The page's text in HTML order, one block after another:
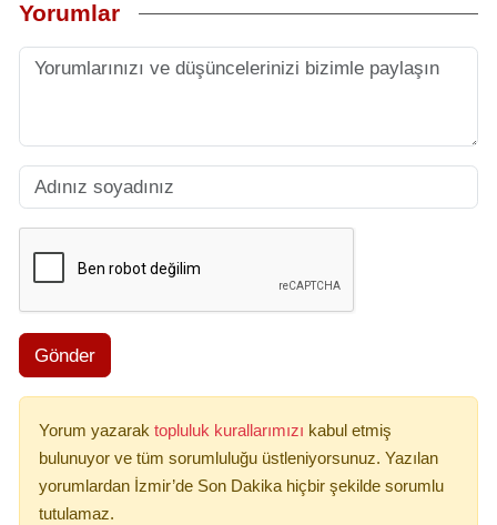
Yorumlar
Gönder
Yorum yazarak topluluk kurallarımızı kabul etmiş
bulunuyor ve tüm sorumluluğu üstleniyorsunuz. Yazılan
yorumlardan İzmir’de Son Dakika hiçbir şekilde sorumlu
tutulamaz.